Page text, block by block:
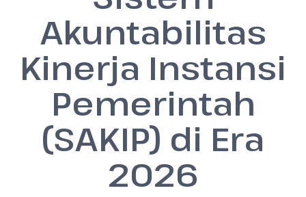
Akuntabilitas
Kinerja Instansi
Pemerintah
(SAKIP) di Era
2026